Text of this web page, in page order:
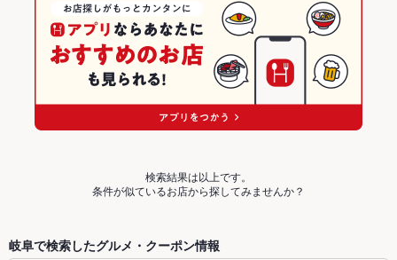
検索結果は以上です。
条件が似ているお店から探してみませんか？
岐阜で検索したグルメ・クーポン情報